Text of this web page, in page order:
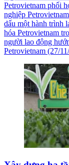
Petrovietnam phối
nghiệp
dấu một hành trình
hóa Petrovietnam
người lao động
Petrovietnam (27/